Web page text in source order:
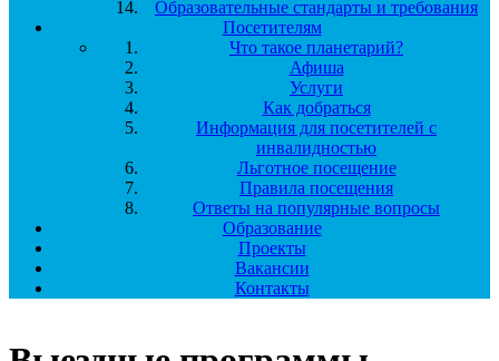
Образовательные стандарты и требования
Посетителям
Что такое планетарий?
Афиша
Услуги
Как добраться
Информация для посетителей с
инвалидностью
Льготное посещение
Правила посещения
Ответы на популярные вопросы
Образование
Проекты
Вакансии
Контакты